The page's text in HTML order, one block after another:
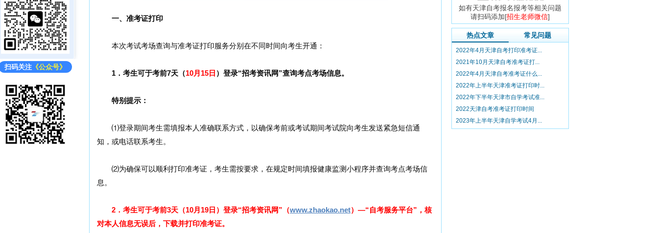
扫码关注 《公众号》
一、准考证打印
本次考试考场查询与准考证打印服务分别在不同时间向考生开通：
1．考生可于考前7天（10月15日 ）登录“招考资讯网”查询考点考场信息。
特别提示：
⑴登录期间考生需填报本人准确联系方式，以确保考前或考试期间考试院向考生发送紧急短信通
知，或电话联系考生。
⑵为确保可以顺利打印准考证，考生需按要求，在规定时间填报健康监测小程序并查询考点考场信
息。
2．考生可于考前3天（10月19日）登录“招考资讯网”（www.zhaokao.net）—“自考服务平台”，核
对本人信息无误后，下载并打印准考证。
如有天津自考报名报考等相关问题
请扫码添加[招生老师微信]
热点文章 常见问题
2022年4月天津自考打印准考证...
2021年10月天津自考准考证打...
2022年4月天津自考准考证什么...
2022年上半年天津准考证打印时...
2022年下半年天津市自学考试准...
2022天津自考准考证打印时间
2023年上半年天津自学考试4月...